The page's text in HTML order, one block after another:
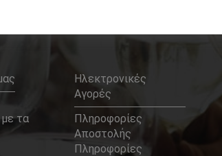
τα
Ηλεκτρονικές
Αγορές
Πληροφορίες
Αποστολής
Πληροφορίες